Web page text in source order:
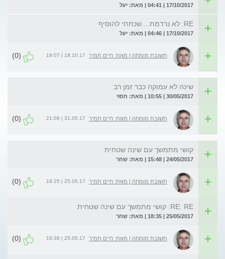
17/10/2017 | 04:41 | מאת: יעל
RE: לא נרדמת....שכחתי להוסיף
17/10/2017 | 04:46 | מאת: יעל
תשובת מומחה | מאת: חיים תמיר 18.10.17 | 19:07
(0)
שינה לא עמוקה כבר זמן רב
30/05/2017 | 10:55 | מאת: חסוי
תשובת מומחה | מאת: חיים תמיר 31.05.17 | 21:08
(0)
קושי מתמשך עם שינה שטחית
24/05/2017 | 15:48 | מאת: שחר
תשובת מומחה | מאת: חיים תמיר 25.05.17 | 18:25
(0)
RE: RE: קושי מתמשך עם שינה שטחית
25/05/2017 | 18:35 | מאת: שחר
תשובת מומחה | מאת: חיים תמיר 25.05.17 | 19:38
(0)